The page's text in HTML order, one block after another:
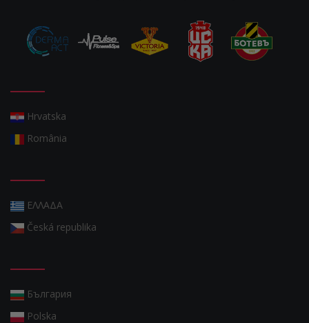
Hrvatska
România
ΕΛΛΑΔΑ
Česká republika
България
Polska